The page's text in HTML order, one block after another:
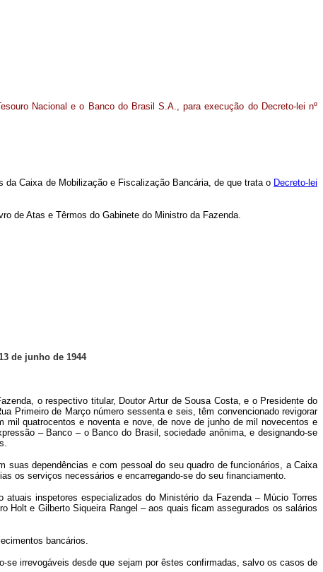
Nacional e o Banco do Brasil S.A., para execução do Decreto-lei nº
da Caixa de Mobilização e Fiscalização Bancária, de que trata o Decreto-lei
de Atas e Têrmos do Gabinete do Ministro da Fazenda.
de junho de 1944
o respectivo titular, Doutor Artur de Sousa Costa, e o Presidente do
Primeiro de Março número sessenta e seis, têm convencionado revigorar
quatrocentos e noventa e nove, de nove de junho de mil novecentos e
– Banco – o Banco do Brasil, sociedade anônima, e designando-se
dependências e com pessoal do seu quadro de funcionários, a Caixa
os serviços necessários e encarregando-se do seu financiamento.
inspetores especializados do Ministério da Fazenda – Múcio Torres
Holt e Gilberto Siqueira Rangel – aos quais ficam assegurados os salários
bancários.
se irrevogáveis desde que sejam por êstes confirmadas, salvo os casos de